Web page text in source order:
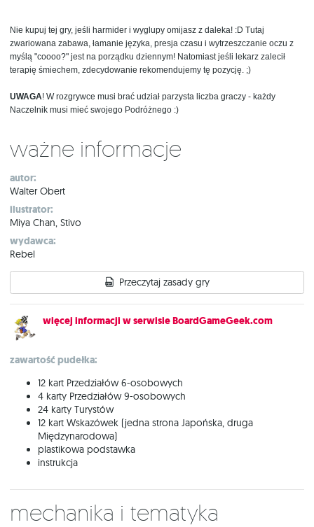
Nie kupuj tej gry, jeśli harmider i wyglupy omijasz z daleka! :D Tutaj
zwariowana zabawa, łamanie języka, presja czasu i wytrzeszczanie oczu z
myślą "coooo?" jest na porządku dziennym! Natomiast jeśli lekarz zalecił
terapię śmiechem, zdecydowanie rekomendujemy tę pozycję. ;)
UWAGA! W rozgrywce musi brać udział parzysta liczba graczy - każdy
Naczelnik musi mieć swojego Podróżnego :)
Ważne informacje
autor:
Walter Obert
ilustrator:
Miya Chan, Stivo
wydawca:
Rebel
Przeczytaj zasady gry
więcej informacji w serwisie BoardGameGeek.com
zawartość pudełka:
12 kart Przedziałów 6-osobowych
4 karty Przedziałów 9-osobowych
24 karty Turystów
12 kart Wskazówek (jedna strona Japońska, druga
Międzynarodowa)
plastikowa podstawka
instrukcja
Mechanika i tematyka